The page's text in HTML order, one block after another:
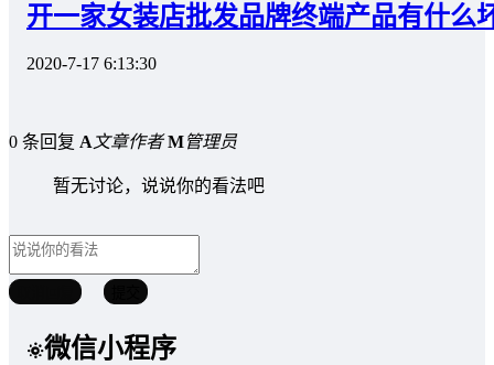
开一家女装店批发品牌终端产品有什么
2020-7-17 6:13:30
0 条回复 A文章作者 M管理员
暂无讨论，说说你的看法吧
微信小程序